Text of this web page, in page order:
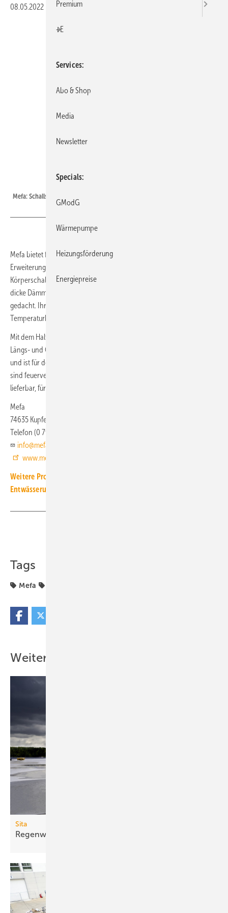
08.05.2022 Veröffentlicht in
Mefa: Schallschutz-Set für Halter 45 I/q.
Mefa bietet für den universellen Montageschienen-Halter 45 I/q als
Erweiterung ein Schallschutz-Set mit Dämmplatte und Zubehör zur
Körperschallentkopplung gegenüber dem Baukörper an. Die 6 mm
dicke Dämmplatte ist ausschließlich für die Montage auf dem Boden
gedacht. Ihre Schalldämmeinlage besteht aus Gummi EPDM mit einer
Temperaturbeständigkeit von − 35 bis 100 °C.
Mit dem Halter 45 I/q zur Befestigung von Montageschienen ist eine
Längs- und Quermontage möglich. Der Halter passt für 45er-Schienen
und ist für den Innen- und Außeneinsatz geeignet. Für Außenbereiche
sind feuerverzinkte Varianten mit erhöhtem Korrosionsschutz
lieferbar, für Innenbereiche galvanisch verzinkte.
Mefa
74635 Kupferzell
Telefon (0 79 44) 6 40
info@mefa.de
www.mefa.de
Weitere Produkt-Meldungen zum Thema Installations- und
Entwässerungstechnik
Tags
Mefa
Weitere Inhalte
Sita
Regenwächter für
Premium
+E
Services
Abo & Shop
Media
Newsletter
Specials
GModG
Wärmepumpe
Heizungsförderung
Energiepreise